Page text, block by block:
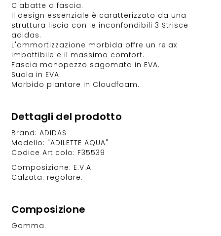
Ciabatte a fascia.
Il design essenziale è caratterizzato da una
struttura liscia con le inconfondibili 3 Strisce
adidas.
L'ammortizzazione morbida offre un relax
imbattibile e il massimo comfort.
Fascia monopezzo sagomata in EVA.
Suola in EVA.
Morbido plantare in Cloudfoam.
Dettagli del prodotto
Brand: ADIDAS
Modello: "ADILETTE AQUA"
Codice Articolo: F35539
Composizione: E.V.A.
Calzata: regolare.
Composizione
Gomma.